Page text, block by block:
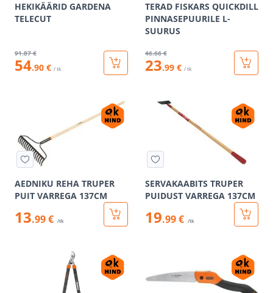
HEKIKÄÄRID GARDENA
TELECUT
91.87 €
54.90 € / tk
TERAD FISKARS QUICKDILL
PINNASEPUURILE L-
SUURUS
46.66 €
23.99 € / tk
AEDNIKU REHA TRUPER
PUIT VARREGA 137CM
13.99 € /tk
SERVAKAABITS TRUPER
PUIDUST VARREGA 137CM
19.99 € /tk